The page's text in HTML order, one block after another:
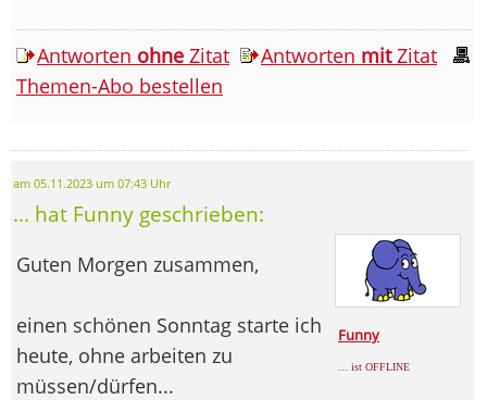
Antworten ohne Zitat Antworten mitZitat
Themen-Abo bestellen
am 05.11.2023 um 07:43 Uhr
... hat Funny geschrieben:
Funny
... ist OFFLINE
Guten Morgen zusammen,
einen schönen Sonntag starte ich
heute, ohne arbeiten zu
müssen/dürfen...